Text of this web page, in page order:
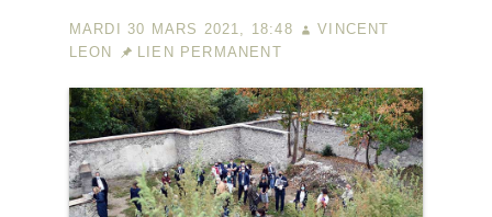
MARDI 30 MARS 2021, 18:48
VINCENT
LEON
LIEN PERMANENT